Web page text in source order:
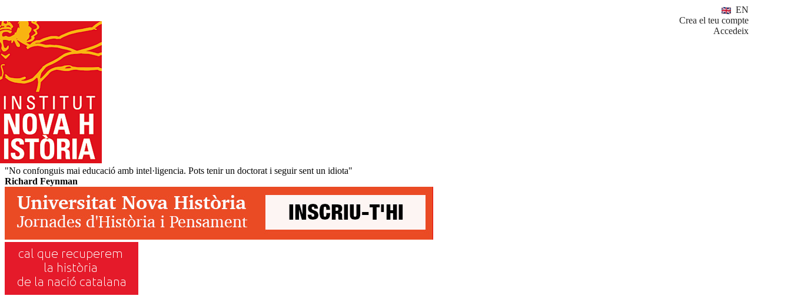
EN
Crea el teu compte
Accedeix
"No confonguis mai educació amb intel·ligencia. Pots tenir un doctorat i seguir sent un idiota"
Richard Feynman